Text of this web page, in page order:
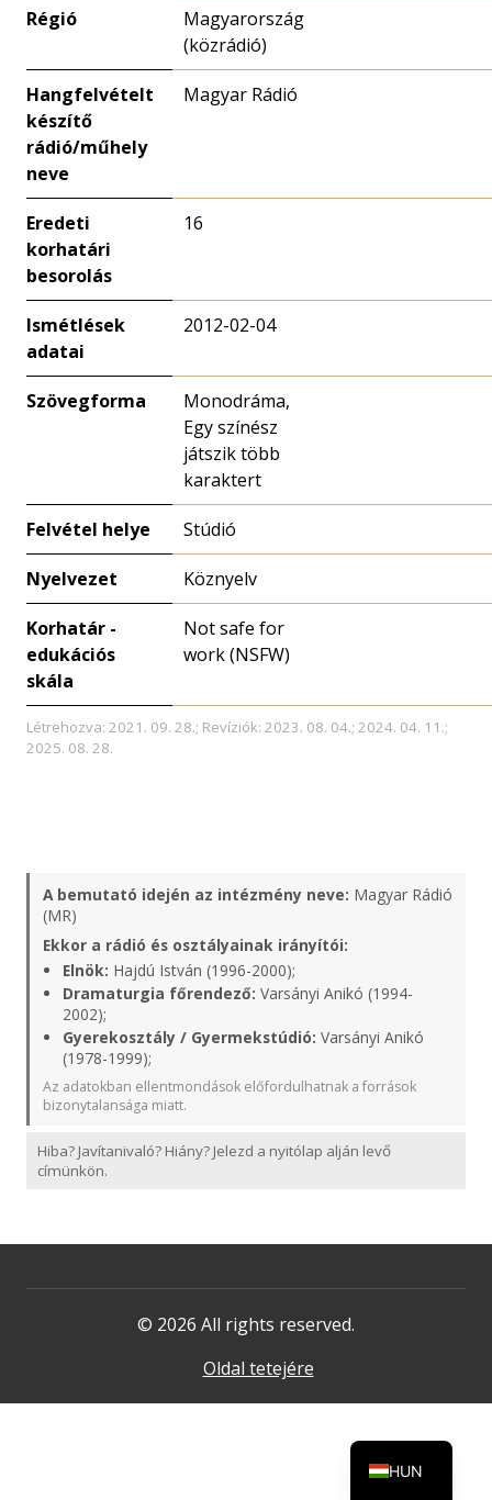
Régió
Magyarország
(közrádió)
Hangfelvételt
készítő
rádió/műhely
neve
Magyar Rádió
Eredeti
korhatári
besorolás
16
Ismétlések
adatai
2012-02-04
Szövegforma
Monodráma,
Egy színész
játszik több
karaktert
Felvétel helye Stúdió
Nyelvezet Köznyelv
Korhatár -
edukációs
skála
Not safe for
work (NSFW)
Létrehozva: 2021. 09. 28.; Revíziók: 2023. 08. 04.; 2024. 04. 11.;
2025. 08. 28.
A bemutató idején az intézmény neve: Magyar Rádió
(MR)
Ekkor a rádió és osztályainak irányítói:
Elnök: Hajdú István (1996-2000);
Dramaturgia főrendező: Varsányi Anikó (1994-
2002);
Gyerekosztály / Gyermekstúdió: Varsányi Anikó
(1978-1999);
Az adatokban ellentmondások előfordulhatnak a források
bizonytalansága miatt.
Hiba? Javítanivaló? Hiány? Jelezd a nyitólap alján levő
címünkön.
© 2026 All rights reserved.
Oldal tetejére
HUN